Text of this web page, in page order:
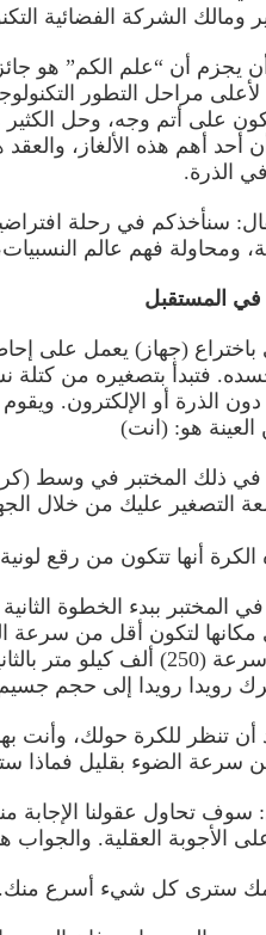
ومالك الشركة الفضائية
يجزم أن “علم الكم” هو
مراحل التطور
على أتم وجه، وحل الكثير
أحد أهم هذه الألغاز،
في الذرة.
سنأخذكم في رحلة
ومحاولة فهم عالم
في المستقبل
باختراع (جهاز) يعمل على
فتبدأ بتصغيره من
الذرة أو الإلكترون. ويقوم
العينة هو: (انت)
في ذلك المختبر في وسط
التصغير عليك من خلال
أنها تتكون من رقع
في المختبر ببدء الخطوة
مكانها لتكون أقل من سرعة
حتى: وصلت إلى سرعة (250)
رويدا رويدا إلى حجم
أن تنظر للكرة حولك، وأنت
سرعة الضوء بقليل فماذا
سوف تحاول عقولنا
الأجوبة العقلية. والجواب
سترى كل شيء أسرع